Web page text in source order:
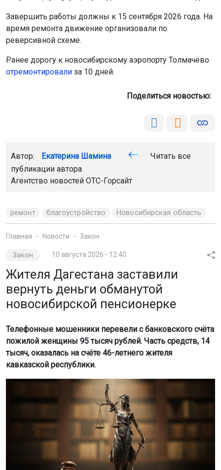
Завершить работы должны к 15 сентября 2026 года. На
время ремонта движение организовали по
реверсивной схеме.
Ранее дорогу к новосибирскому аэропорту Толмачёво
отремонтировали за 10 дней.
Поделиться новостью:
Автор: Екатерина Шамина
Читать все
публикации автора
Агентство новостей ОТС-Горсайт
ремонт благоустройство Новосибирская область
Главная Новости Закон
Закон 10 августа 2026 - 12:40
Жителя Дагестана заставили
вернуть деньги обманутой
новосибирской пенсионерке
Телефонные мошенники перевели с банковского счёта
пожилой женщины 95 тысяч рублей. Часть средств, 14
тысяч, оказалась на счёте 46-летнего жителя
кавказской республики.